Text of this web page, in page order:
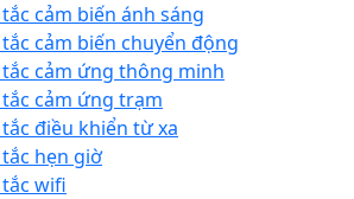
cảm biến ánh sáng
cảm biến chuyển động
tắc cảm ứng thông minh
cảm ứng trạm
điều khiển từ xa
hẹn giờ
wifi